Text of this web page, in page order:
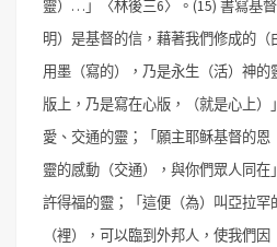
靈）…」〈林後三6〉。 (15) 書寫基
明）是基督的信，藉著我們修成的
用墨（寫的），乃是永生（活）神的
版上，乃是寫在心版，（就是心上）
愛、交通的靈；「願主耶稣基督的
靈的感動（交通），與你們眾人同在
許得福的靈；「這便（為）叫亞拉罕
（裡），可以臨到外邦人，使我們